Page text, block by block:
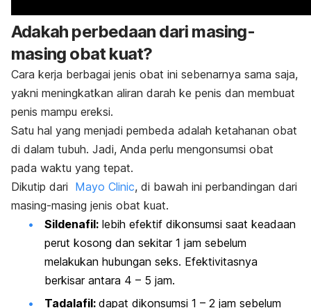
Adakah perbedaan dari masing-
masing obat kuat?
Cara kerja berbagai jenis obat ini sebenarnya sama saja,
yakni meningkatkan aliran darah ke penis dan membuat
penis mampu ereksi.
Satu hal yang menjadi pembeda adalah ketahanan obat
di dalam tubuh. Jadi, Anda perlu mengonsumsi obat
pada waktu yang tepat.
Dikutip dari Mayo Clinic, di bawah ini perbandingan dari
masing-masing jenis obat kuat.
Sildenafil: lebih efektif dikonsumsi saat keadaan
perut kosong dan sekitar 1 jam sebelum
melakukan hubungan seks. Efektivitasnya
berkisar antara 4 – 5 jam.
Tadalafil: dapat dikonsumsi 1 – 2 jam sebelum